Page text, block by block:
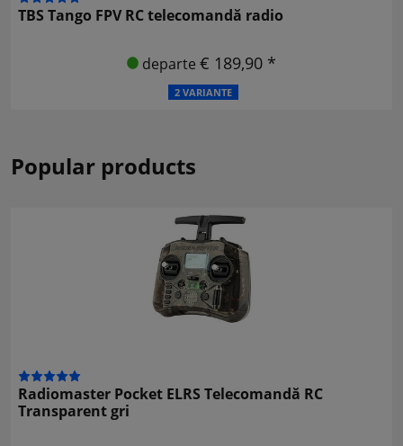
TBS Tango FPV RC telecomandă radio
departe€ 189,90 *
2 VARIANTE
Popular products
Radiomaster Pocket ELRS Telecomandă RC
Transparent gri